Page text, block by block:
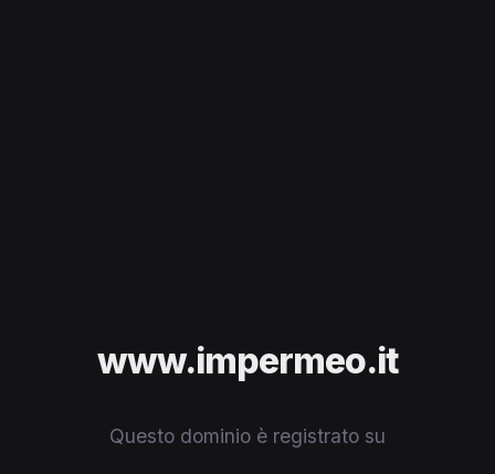
www.impermeo.it
Questo dominio è registrato su